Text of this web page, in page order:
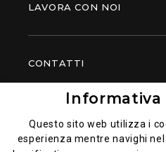
LAVORA CON NOI
CONTATTI
PIATTI POPOLARI
Informativa
Questo sito web utilizza i
esperienza mentre navighi